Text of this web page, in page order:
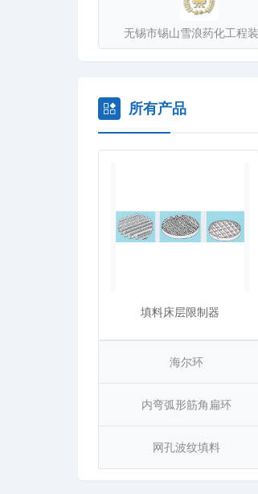
无锡市锡山雪浪药化工程
所有产品
填料床层限制器
海尔环
内弯弧形筋角扁环
网孔波纹填料